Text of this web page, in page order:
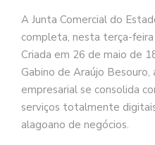
A Junta Comercial do
completa, nesta terça-
Criada em 26 de maio de
Gabino de Araújo
empresarial se consolida
serviços totalmente
alagoano de negócios.